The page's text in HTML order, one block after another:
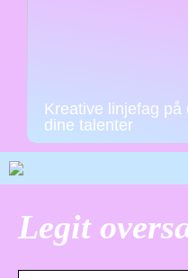
Kreative linjefag
dine talenter
Legit